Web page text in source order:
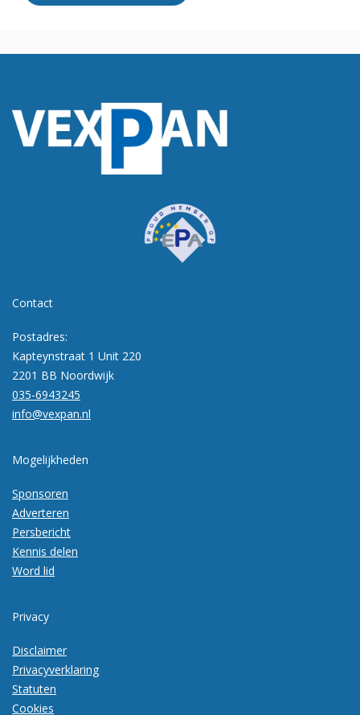
Contact
Postadres:
Kapteynstraat 1 Unit 220
2201 BB Noordwijk
035-6943245
info@vexpan.nl
Mogelijkheden
Sponsoren
Adverteren
Persbericht
Kennis delen
Word lid
Privacy
Disclaimer
Privacyverklaring
Statuten
Cookies